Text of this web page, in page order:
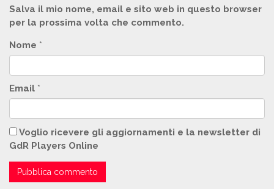
Salva il mio nome, email e sito web in questo browser
per la prossima volta che commento.
Nome *
Email *
Voglio ricevere gli aggiornamenti e la newsletter di
GdR Players Online